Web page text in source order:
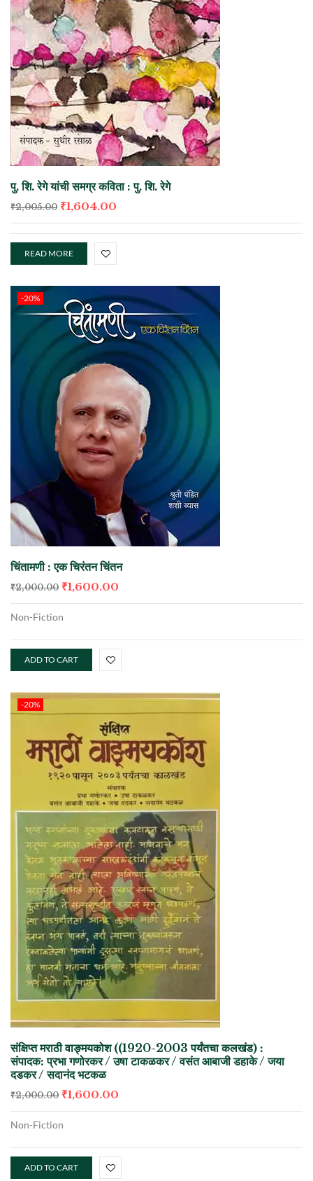
पु. शि. रेगे यांची समग्र कविता : पु. शि. रेगे
₹2,005.00 ₹1,604.00
READ MORE
-20%
चिंतामणी : एक चिरंतन चिंतन
₹2,000.00 ₹1,600.00
Non-Fiction
ADD TO CART
-20%
संक्षिप्त मराठी वाङ्मयकोश ((1920-2003 पर्यंतचा कलखंड) :
संपादक: प्रभा गणोरकर / उषा टाकळकर / वसंत आबाजी डहाके / जया
दडकर / सदानंद भटकळ
₹2,000.00 ₹1,600.00
Non-Fiction
ADD TO CART